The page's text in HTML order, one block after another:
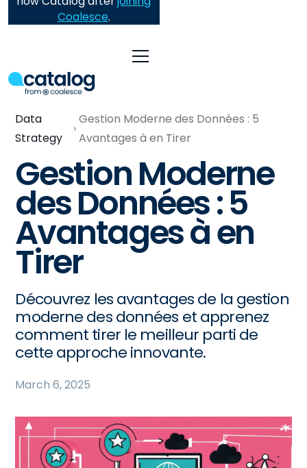
Coalesce.
Data
Strategy
Gestion Moderne des Données : 5
Avantages à en Tirer
Gestion Moderne
des Données : 5
Avantages à en
Tirer
Découvrez les avantages de la gestion
moderne des données et apprenez
comment tirer le meilleur parti de
cette approche innovante.
March 6, 2025